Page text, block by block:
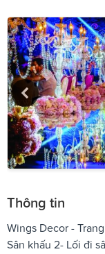
Thông tin
Wings Decor -
Sân khấu 2- Lối đi